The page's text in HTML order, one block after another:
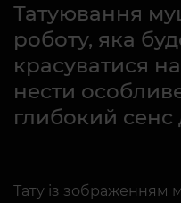
Татуювання
роботу, яка
красуватися
нести
глибокий
Тату із зображенням